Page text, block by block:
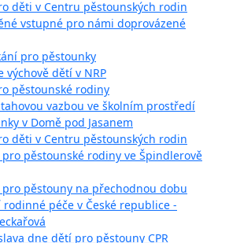
děti v Centru pěstounských rodin
vstupné pro námi doprovázené
pro pěstounky
výchově dětí v NRP
pěstounské rodiny
vazbou ve školním prostředí
v Domě pod Jasanem
děti v Centru pěstounských rodin
pěstounské rodiny ve Špindlerově
pro pěstouny na přechodnou dobu
péče v České republice -
dne dětí pro pěstouny CPR